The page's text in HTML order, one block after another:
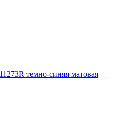
темно-синяя матовая